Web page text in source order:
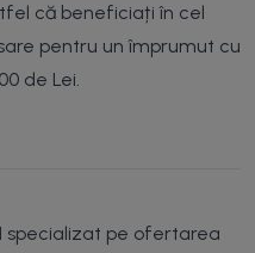
că beneficiați în cel
pentru un împrumut cu
de Lei.
specializat pe ofertarea